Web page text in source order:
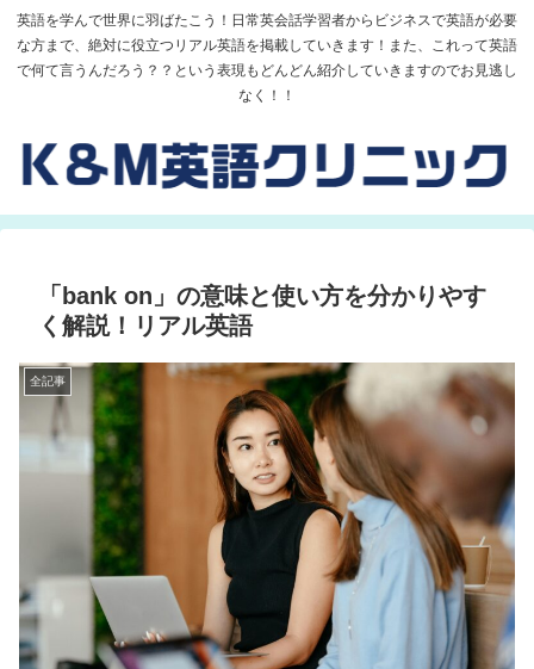
英語を学んで世界に羽ばたこう！日常英会話学習者からビジネスで英語が必要
な方まで、絶対に役立つリアル英語を掲載していきます！また、これって英語
で何て言うんだろう？？という表現もどんどん紹介していきますのでお見逃し
なく！！
「bank on」の意味と使い方を分かりやす
く解説！リアル英語
全記事